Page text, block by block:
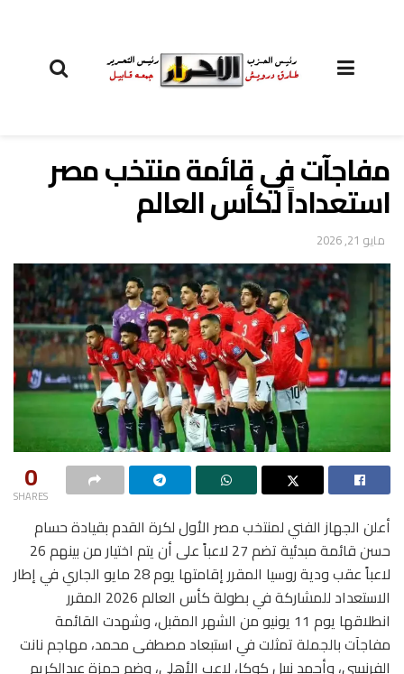
مفاجآت في قائمة منتخب مصر
استعداداً لكأس العالم
مايو 21, 2026
0
SHARES
أعلن الجهاز الفني لمنتخب مصر الأول لكرة القدم بقيادة حسام
حسن قائمة مبدئية تضم 27 لاعباً على أن يتم اختيار من بينهم 26
لاعباً عقب ودية روسيا المقرر إقامتها يوم 28 مايو الجاري في إطار
الاستعداد للمشاركة في بطولة كأس العالم 2026 المقرر
انطلاقها يوم 11 يونيو من الشهر المقبل، وشهدت القائمة
مفاجآت بالجملة تمثلت في استبعاد مصطفى محمد، مهاجم نانت
الفرنسي، وأحمد نبيل كوكا، لاعب الأهلي، وضم حمزة عبدالكريم